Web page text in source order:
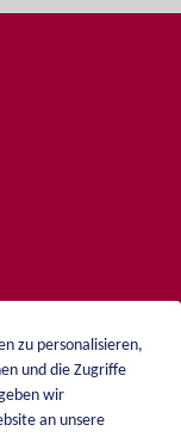
zu personalisieren,
und die Zugriffe
wir
an unsere